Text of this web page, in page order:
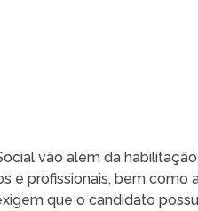
vão além da
e profissionais, bem
que o candidato